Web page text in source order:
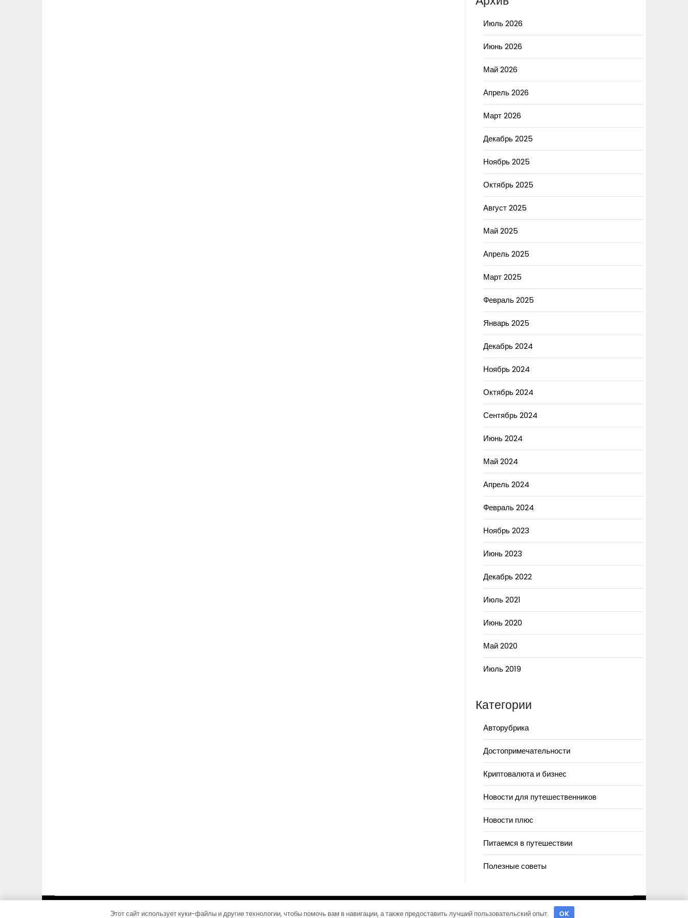
Июль 2026
Июнь 2026
Май 2026
Апрель 2026
Март 2026
Декабрь 2025
Ноябрь 2025
Октябрь 2025
Август 2025
Май 2025
Апрель 2025
Март 2025
Февраль 2025
Январь 2025
Декабрь 2024
Ноябрь 2024
Октябрь 2024
Сентябрь 2024
Июнь 2024
Май 2024
Апрель 2024
Февраль 2024
Ноябрь 2023
Июнь 2023
Декабрь 2022
Июль 2021
Июнь 2020
Май 2020
Июль 2019
Категории
Авторубрика
Достопримечательности
Криптовалюта и бизнес
Новости для путешественников
Новости плюс
Питаемся в путешествии
Полезные советы
©2026 Журналы путешествий| Дизайн:Газетная тема WordPress
Этот сайт использует куки-файлы и другие технологии, чтобы помочь вам в навигации, а также предоставить лучший пользовательский опыт. OK